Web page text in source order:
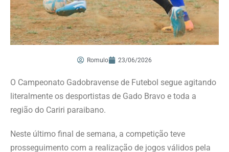
Romulo 23/06/2026
O Campeonato Gadobravense de Futebol segue agitando
literalmente os desportistas de Gado Bravo e toda a
região do Cariri paraibano.
Neste último final de semana, a competição teve
prosseguimento com a realização de jogos válidos pela